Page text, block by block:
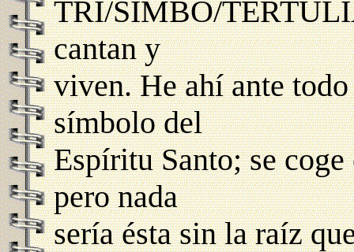
TRI/SIMBO/
cantan y
viven. He ahí ante
símbolo del
Espíritu Santo; se
pero nada
sería ésta sin la raíz